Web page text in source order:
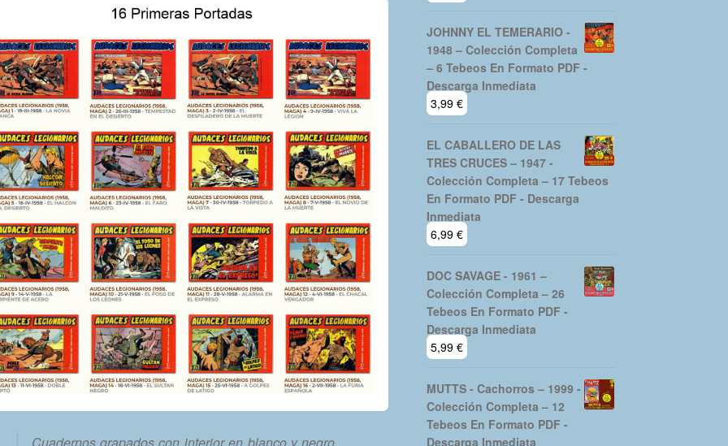
JOHNNY EL TEMERARIO -
1948 – Colección Completa
– 6 Tebeos En Formato PDF -
Descarga Inmediata
3,99 €
EL CABALLERO DE LAS
TRES CRUCES – 1947 -
Colección Completa – 17 Tebeos
En Formato PDF - Descarga
Inmediata
6,99 €
DOC SAVAGE - 1961 –
Colección Completa – 26
Tebeos En Formato PDF -
Descarga Inmediata
5,99 €
MUTTS - Cachorros – 1999 -
Colección Completa – 12
Tebeos En Formato PDF -
Descarga Inmediata